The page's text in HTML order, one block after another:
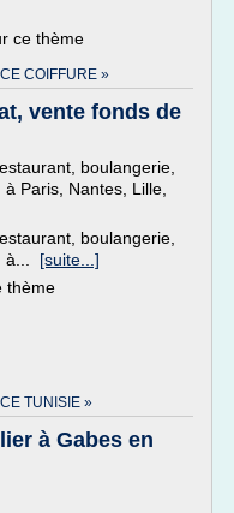
ce thème
COIFFURE »
vente fonds de
boulangerie,
Paris, Nantes, Lille,
boulangerie,
à... [suite...]
thème
TUNISIE »
à Gabes en